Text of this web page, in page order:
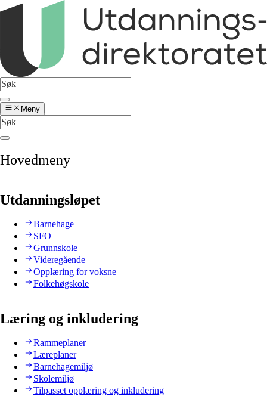
Meny
Hovedmeny
Utdanningsløpet
Barnehage
SFO
Grunnskole
Videregående
Opplæring for voksne
Folkehøgskole
Læring og inkludering
Rammeplaner
Læreplaner
Barnehagemiljø
Skolemiljø
Tilpasset opplæring og inkludering